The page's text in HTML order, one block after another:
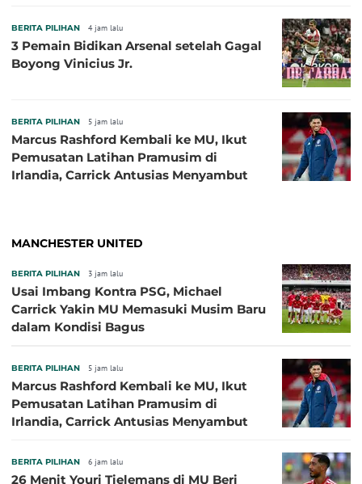
BERITA PILIHAN 4 jam lalu
3 Pemain Bidikan Arsenal setelah Gagal
Boyong Vinicius Jr.
BERITA PILIHAN 5 jam lalu
Marcus Rashford Kembali ke MU, Ikut
Pemusatan Latihan Pramusim di
Irlandia, Carrick Antusias Menyambut
MANCHESTER UNITED
BERITA PILIHAN 3 jam lalu
Usai Imbang Kontra PSG, Michael
Carrick Yakin MU Memasuki Musim Baru
dalam Kondisi Bagus
BERITA PILIHAN 5 jam lalu
Marcus Rashford Kembali ke MU, Ikut
Pemusatan Latihan Pramusim di
Irlandia, Carrick Antusias Menyambut
BERITA PILIHAN 6 jam lalu
26 Menit Youri Tielemans di MU Beri